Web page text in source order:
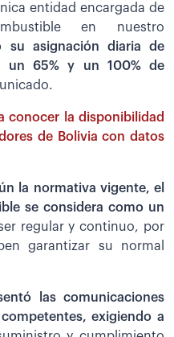
entidad encargada de
en nuestro
su asignación diaria de
un 65% y un 100% de
conocer la disponibilidad
de Bolivia con datos
la normativa vigente, el
se considera como un
regular y continuo, por
garantizar su normal
las comunicaciones
exigiendo a